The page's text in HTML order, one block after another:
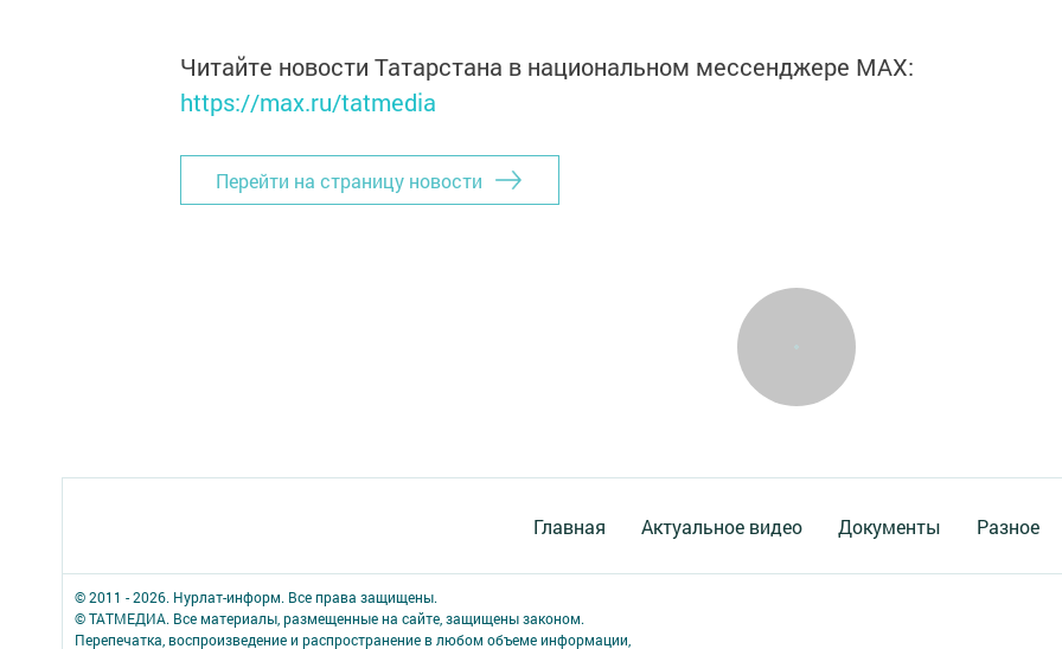
Читайте новости Татарстана в национальном мессенджере MАХ:
https://max.ru/tatmedia
Перейти на страницу новости
Главная Актуальное видео Документы Разное
© 2011 - 2026. Нурлат-⁠информ. Все права защищены.
© ТАТМЕДИА. Все материалы, размещенные на сайте, защищены законом.
Перепечатка, воспроизведение и распространение в любом объеме информации,